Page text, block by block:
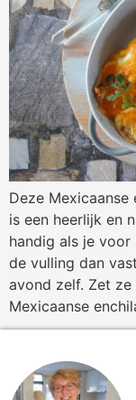
Deze Mexicaanse
is een heerlijk en
handig als je voor
de vulling dan
avond zelf. Zet ze
Mexicaanse